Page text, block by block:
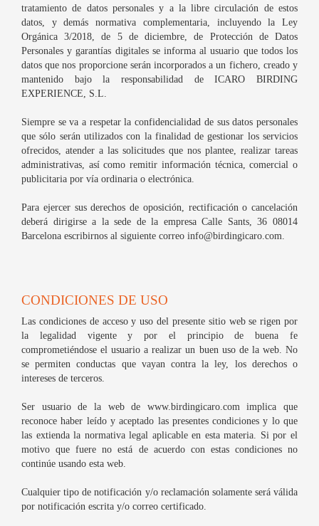
tratamiento de datos personales y a la libre circulación de estos
datos, y demás normativa complementaria, incluyendo la Ley
Orgánica 3/2018, de 5 de diciembre, de Protección de Datos
Personales y garantías digitales se informa al usuario que todos los
datos que nos proporcione serán incorporados a un fichero, creado y
mantenido bajo la responsabilidad de ICARO BIRDING
EXPERIENCE, S.L.
Siempre se va a respetar la confidencialidad de sus datos personales
que sólo serán utilizados con la finalidad de gestionar los servicios
ofrecidos, atender a las solicitudes que nos plantee, realizar tareas
administrativas, así como remitir información técnica, comercial o
publicitaria por vía ordinaria o electrónica.
Para ejercer sus derechos de oposición, rectificación o cancelación
deberá dirigirse a la sede de la empresa Calle Sants, 36 08014
Barcelona escribirnos al siguiente correo info@birdingicaro.com.
CONDICIONES DE USO
Las condiciones de acceso y uso del presente sitio web se rigen por
la legalidad vigente y por el principio de buena fe
comprometiéndose el usuario a realizar un buen uso de la web. No
se permiten conductas que vayan contra la ley, los derechos o
intereses de terceros.
Ser usuario de la web de www.birdingicaro.com implica que
reconoce haber leído y aceptado las presentes condiciones y lo que
las extienda la normativa legal aplicable en esta materia. Si por el
motivo que fuere no está de acuerdo con estas condiciones no
continúe usando esta web.
Cualquier tipo de notificación y/o reclamación solamente será válida
por notificación escrita y/o correo certificado.